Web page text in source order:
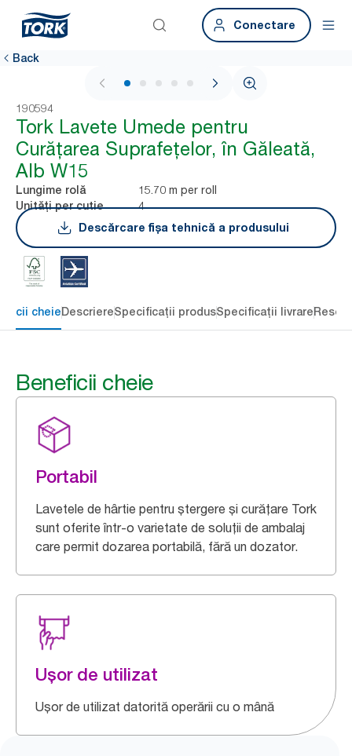
Conectare
Back
1 / 5
190594
Tork Lavete Umede pentru
Curățarea Suprafețelor, în Găleată,
Alb W15
Lungime rolă 15.70 m per roll
Unități per cutie
4
Descărcare fișa tehnică a produsului
cheieDescriereSpecificații produsSpecificații livrare
Beneficii cheie
Portabil
Lavetele de hârtie pentru ștergere și curățare Tork
sunt oferite într-o varietate de soluții de ambalaj
care permit dozarea portabilă, fără un dozator.
Ușor de utilizat
Ușor de utilizat datorită operării cu o mână